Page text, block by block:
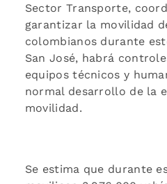
Sector Transporte,
garantizar la movilidad
colombianos durante
San José, habrá
equipos técnicos y
normal desarrollo de la
movilidad.
Se estima que durante